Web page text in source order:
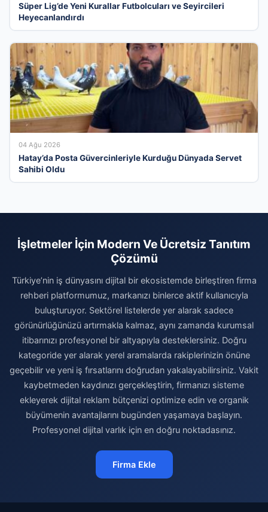
Süper Lig’de Yeni Kurallar Futbolcuları ve Seyircileri
Heyecanlandırdı
04 Ağu 2026
Hatay’da Posta Güvercinleriyle Kurduğu Dünyada Servet
Sahibi Oldu
İşletmeler İçin Modern Ve Ücretsiz Tanıtım
Çözümü
Türkiye’nin iş dünyasını dijital bir ekosistemde birleştiren firma
rehberi platformumuz, markanızı binlerce aktif kullanıcıyla
buluşturuyor. Sektörel listelerde yer alarak sadece
görünürlüğünüzü artırmakla kalmaz, aynı zamanda kurumsal
itibarınızı profesyonel bir altyapıyla desteklersiniz. Doğru
kategoride yer alarak yerel aramalarda rakiplerinizin önüne
geçebilir ve yeni iş fırsatlarını doğrudan yakalayabilirsiniz. Vakit
kaybetmeden kaydınızı gerçekleştirin, firmanızı sisteme
ekleyerek dijital reklam bütçenizi optimize edin ve organik
büyümenin avantajlarını bugünden yaşamaya başlayın.
Profesyonel dijital varlık için en doğru noktadasınız.
Firma Ekle